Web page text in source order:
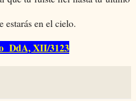
estarás en el cielo.
DdA, XII/3123